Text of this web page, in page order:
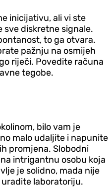
inicijativu, ali vi ste
sve diskretne signale.
to ga otvara.
pažnju na osmijeh
riječi. Povedite računa
tegobe.
bilo vam je
malo udaljite i napunite
promjena. Slobodni
intrigantnu osobu koja
je solidno, mada nije
laboratoriju.